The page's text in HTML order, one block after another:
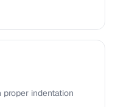
indentation